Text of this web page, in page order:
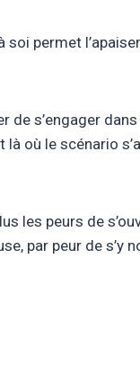
permet
de s’engager
où le scénario
les peurs de
par peur de s’y